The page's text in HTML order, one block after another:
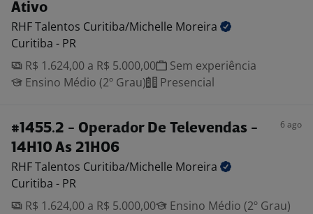
Ativo
RHF Talentos Curitiba/Michelle Moreira
Curitiba - PR
R$ 1.624,00 a R$ 5.000,00
Sem experiência
Ensino Médio (2º Grau)
Presencial
#1455.2 - Operador De Televendas -
14H10 As 21H06
6 ago
RHF Talentos Curitiba/Michelle Moreira
Curitiba - PR
R$ 1.624,00 a R$ 5.000,00
Ensino Médio (2º Grau)